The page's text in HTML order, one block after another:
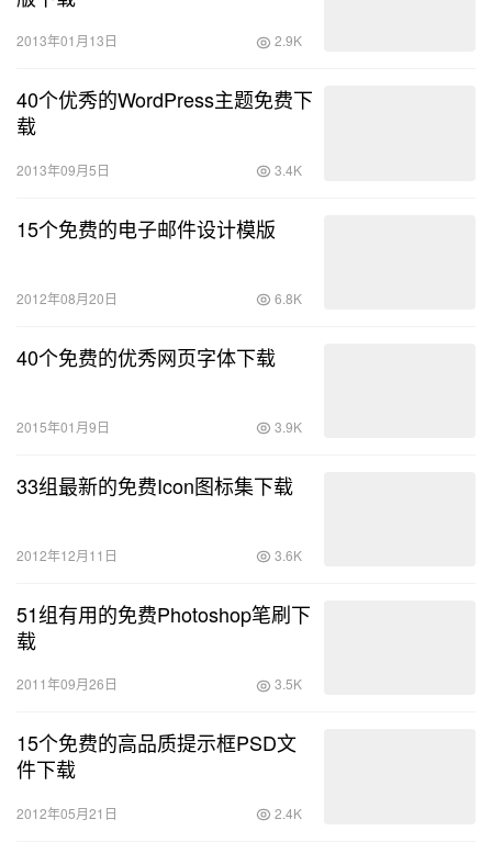
2013年01月13日 2.9K
40个优秀的WordPress主题免费下
载
2013年09月5日 3.4K
15个免费的电子邮件设计模版
2012年08月20日 6.8K
40个免费的优秀网页字体下载
2015年01月9日 3.9K
33组最新的免费Icon图标集下载
2012年12月11日 3.6K
51组有用的免费Photoshop笔刷下
载
2011年09月26日 3.5K
15个免费的高品质提示框PSD文
件下载
2012年05月21日 2.4K